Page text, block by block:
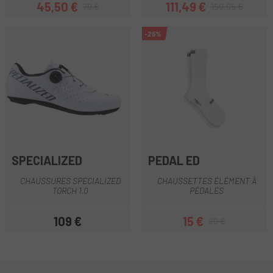
Prix
45,50 €Prix habituel Prix
111,49 €Prix habituel
SPECIALIZED
CHAUSSURES SPECIALIZED
TORCH 1.0
Prix
109 €
-25%
PEDAL ED
CHAUSSETTES ÉLÉMENT À
PÉDALES
15 €